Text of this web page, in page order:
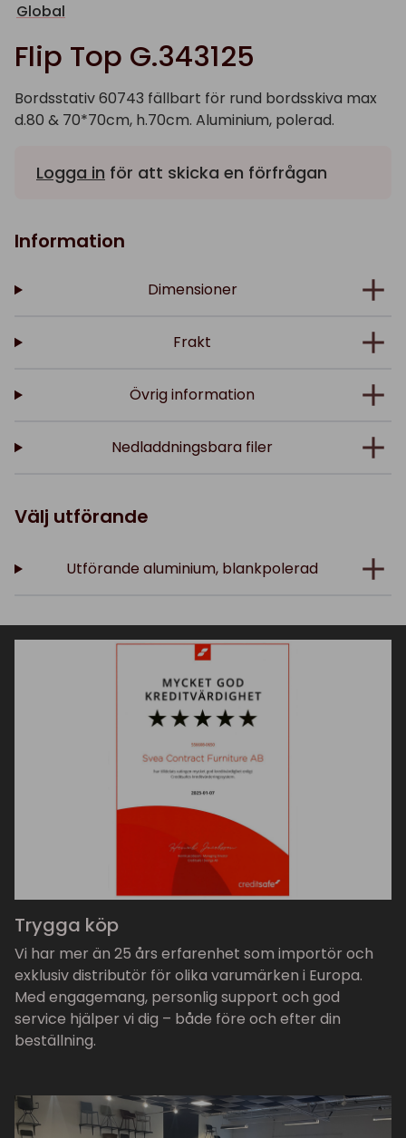
Global
Flip Top G.343125
Bordsstativ 60743 fällbart för rund bordsskiva max
d.80 & 70*70cm, h.70cm. Aluminium, polerad.
Logga in för att skicka en förfrågan
Information
Dimensioner
Frakt
Övrig information
Nedladdningsbara filer
Välj utförande
Utförande aluminium, blankpolerad
Trygga köp
Vi har mer än 25 års erfarenhet som importör och
exklusiv distributör för olika varumärken i Europa.
Med engagemang, personlig support och god
service hjälper vi dig – både före och efter din
beställning.